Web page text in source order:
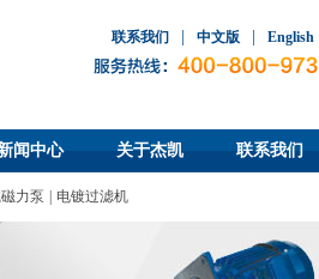
联系我们 中文版 English
闻中心 关于杰凯 联系我们
力泵 电镀过滤机